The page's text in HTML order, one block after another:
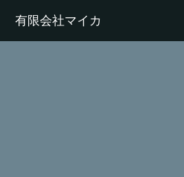
有限会社マイカ